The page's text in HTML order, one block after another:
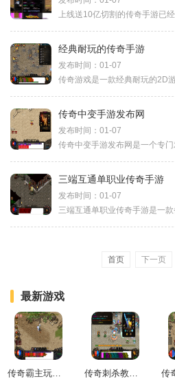
经典耐玩的传奇手游
发布时间：01-07
传奇中变手游发布网
发布时间：01-07
三端互通单职业传奇手游
发布时间：01-07
首页 下一页
最新游戏
传奇霸主玩法及心得分享怎么弄 传奇刺杀教学攻略